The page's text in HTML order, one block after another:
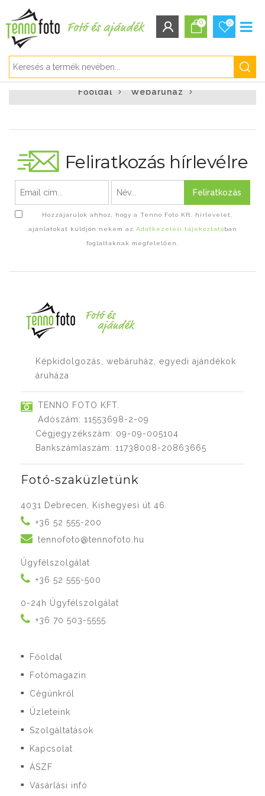
0 0
Főoldal Webáruház
Feliratkozás hírlevélre
Feliratkozás
Hozzájárulok ahhoz, hogy a Tenno Foto Kft. hírlevelet,
ajánlatokat küldjön nekem az Adatkezelési tájékoztatóban
foglaltaknak megfelelően.
Képkidolgozás, webáruház, egyedi ajándékok
áruháza
TENNO FOTO KFT.
Adószám: 11553698-2-09
Cégjegyzékszám: 09-09-005104
Bankszámlaszám: 11738008-20863665
Fotó-szaküzletünk
4031 Debrecen, Kishegyesi út 46.
+36 52 555-200
tennofoto@tennofoto.hu
Ügyfélszolgálat
+36 52 555-500
0-24h Ügyfélszolgálat
+36 70 503-5555
■ Főoldal
■ Fotómagazin
■ Cégünkről
■ Üzleteink
■ Szolgáltatások
■ Kapcsolat
■ ÁSZF
■ Vásárlási infó